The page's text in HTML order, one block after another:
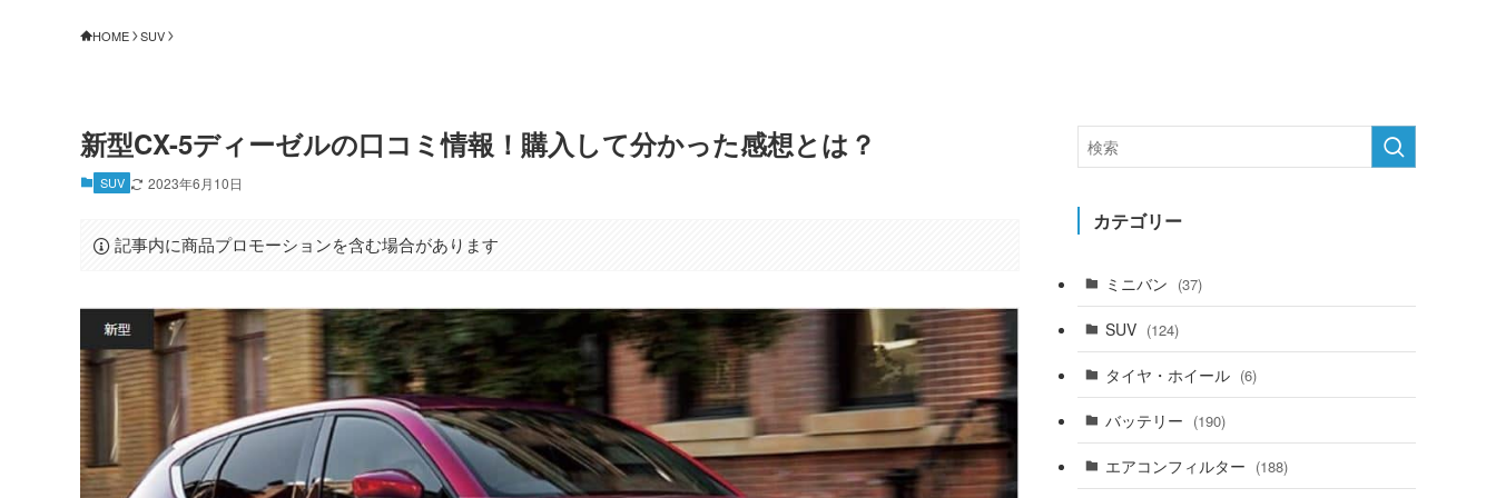
HOME SUV
新型CX-5ディーゼルの口コミ情報！購入して分かった感想とは？
SUV 2023年6月10日
記事内に商品プロモーションを含む場合があります
カテゴリー
ミニバン (37)
SUV (124)
タイヤ・ホイール (6)
バッテリー (190)
エアコンフィルター (188)